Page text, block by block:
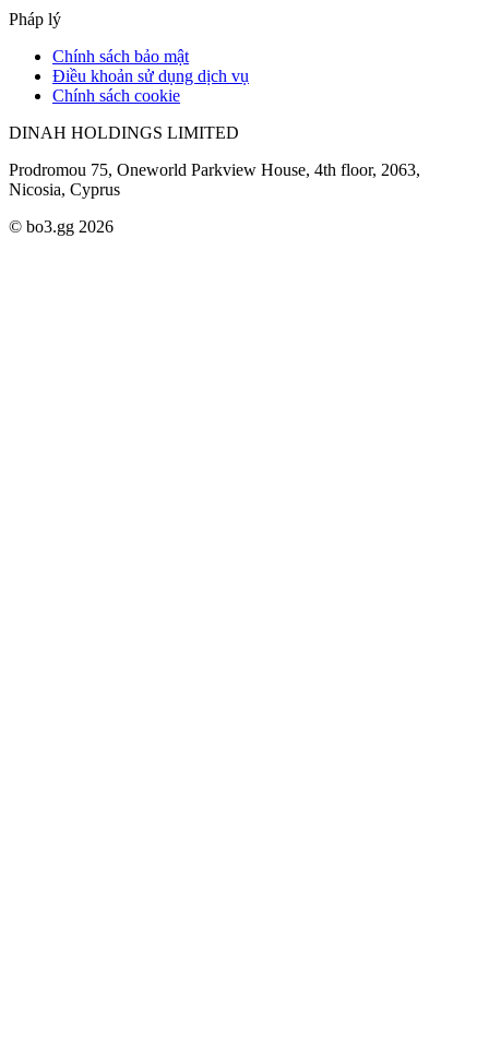
Pháp lý
Chính sách bảo mật
Điều khoản sử dụng dịch vụ
Chính sách cookie
DINAH HOLDINGS LIMITED
Prodromou 75, Oneworld Parkview House, 4th floor, 2063,
Nicosia, Cyprus
© bo3.gg 2026